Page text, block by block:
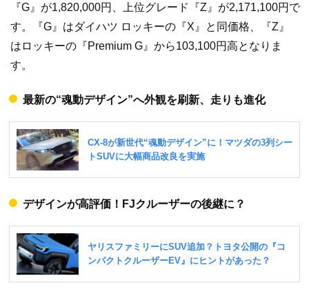
『G』が1,820,000円、上位グレード『Z』が2,171,100円で
す。『G』はダイハツ ロッキーの『X』と同価格、『Z』
はロッキーの『Premium G』から103,100円高となりま
す。
最新の“魂動デザイン”へ外観を刷新、走りも進化
デザインが高評価！FJクルーザーの後継に？